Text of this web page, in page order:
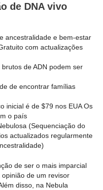
de DNA vivo
ancestralidade e bem-estar
com actualizações
brutos de ADN podem ser
de encontrar famílias
inicial é de $79 nos EUA Os
o país
(Sequenciação do
actualizados regularmente
de ser o mais imparcial
de um revisor
disso, na Nebula